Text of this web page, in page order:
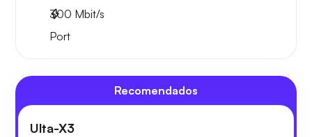
300 Mbit/s
Port
Recomendados
Ulta-X3